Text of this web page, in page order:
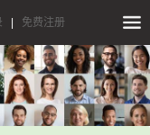
免费注册